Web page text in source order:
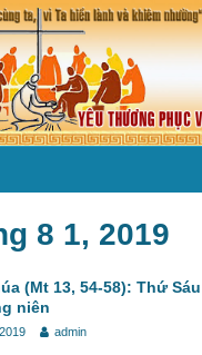
8 1, 2019
(Mt 13, 54-58): Thứ Sáu
niên
admin